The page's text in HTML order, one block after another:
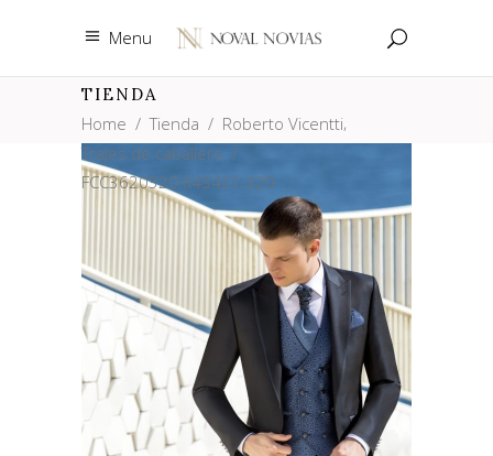
Menu
TIENDA
Home /Tienda / Roberto Vicentti,
Trajes de caballero /
FCC3620320.K43421.320